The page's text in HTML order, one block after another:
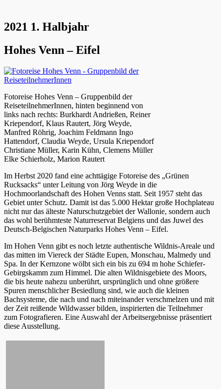
2021 1. Halbjahr
Hohes Venn – Eifel
Fotoreise Hohes Venn – Gruppenbild der
ReiseteilnehmerInnen, hinten beginnend von
links nach rechts: Burkhardt Andrießen, Reiner
Kriependorf, Klaus Rautert, Jörg Weyde,
Manfred Röhrig, Joachim Feldmann Ingo
Hattendorf, Claudia Weyde, Ursula Kriependorf
Christiane Müller, Karin Kühn, Clemens Müller
Elke Schierholz, Marion Rautert
Im Herbst 2020 fand eine achttägige Fotoreise des „Grünen
Rucksacks“ unter Leitung von Jörg Weyde in die
Hochmoorlandschaft des Hohen Venns statt. Seit 1957 steht das
Gebiet unter Schutz. Damit ist das 5.000 Hektar große Hochplateau
nicht nur das älteste Naturschutzgebiet der Wallonie, sondern auch
das wohl berühmteste Naturreservat Belgiens und das Juwel des
Deutsch-Belgischen Naturparks Hohes Venn – Eifel.
Im Hohen Venn gibt es noch letzte authentische Wildnis-Areale und
das mitten im Viereck der Städte Eupen, Monschau, Malmedy und
Spa. In der Kernzone wölbt sich ein bis zu 694 m hohe Schiefer-
Gebirgskamm zum Himmel. Die alten Wildnisgebiete des Moors,
die bis heute nahezu unberührt, ursprünglich und ohne größere
Spuren menschlicher Besiedlung sind, wie auch die kleinen
Bachsysteme, die nach und nach miteinander verschmelzen und mit
der Zeit reißende Wildwasser bilden, inspirierten die Teilnehmer
zum Fotografieren. Eine Auswahl der Arbeitsergebnisse präsentiert
diese Ausstellung.